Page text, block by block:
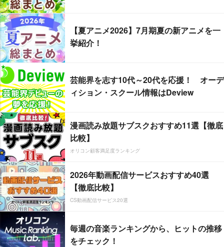
【夏アニメ2026】7月期夏の新アニメを一
挙紹介！
芸能界を志す10代～20代を応援！ オーデ
ィション・スクール情報はDeview
漫画読み放題サブスクおすすめ11選【徹底
比較】
オリコン顧客満足度ランキング
2026年動画配信サービスおすすめ40選
【徹底比較】
CS動画配信サービス20選
毎週の音楽ランキングから、ヒットの推移
をチェック！